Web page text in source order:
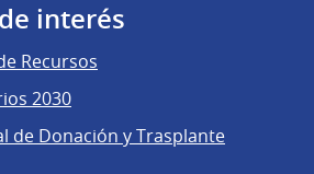
interés
Recursos
2030
de Donación y Trasplante